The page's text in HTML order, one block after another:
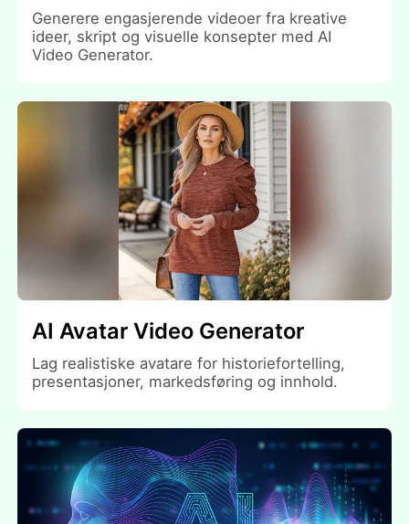
Generere engasjerende videoer fra kreative
ideer, skript og visuelle konsepter med AI
Video Generator.
AI Avatar Video Generator
Lag realistiske avatare for historiefortelling,
presentasjoner, markedsføring og innhold.